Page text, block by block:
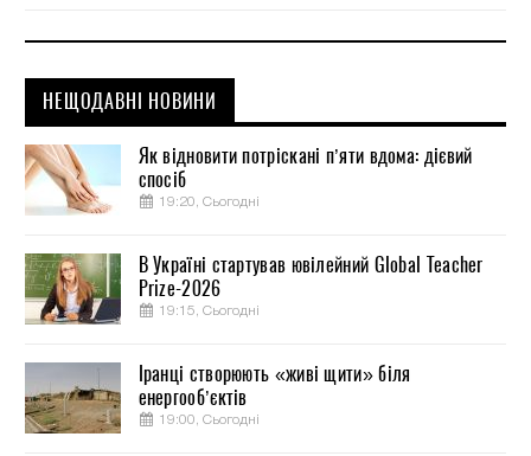
НЕЩОДАВНІ НОВИНИ
Як відновити потріскані п’яти вдома: дієвий
спосіб
19:20, Сьогодні
В Україні стартував ювілейний Global Teacher
Prize-2026
19:15, Сьогодні
Іранці створюють «живі щити» біля
енергооб’єктів
19:00, Сьогодні